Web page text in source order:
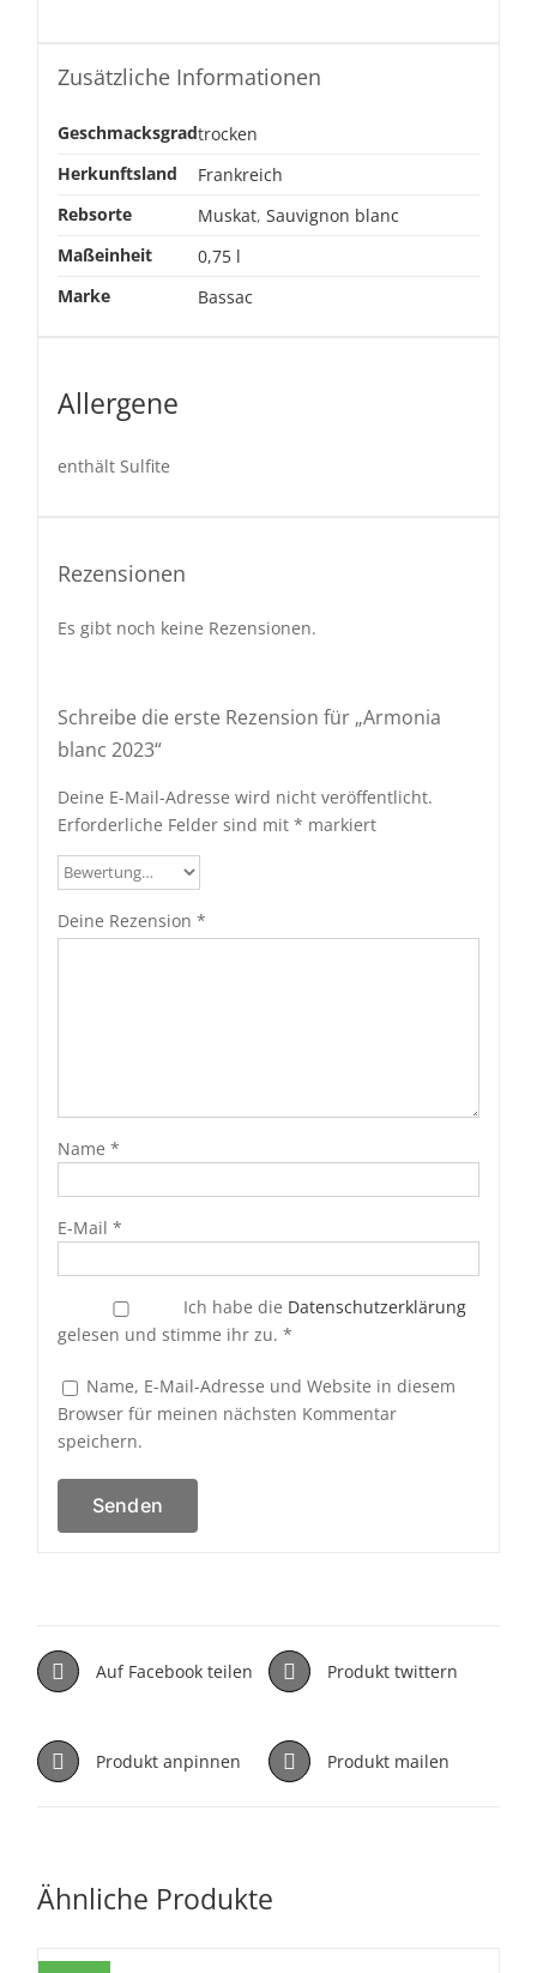
Zusätzliche Informationen
Geschmacksgradtrocken
Herkunftsland
Frankreich
Rebsorte
Muskat, Sauvignon blanc
Maßeinheit
0,75 l
Marke
Bassac
Allergene
enthält Sulfite
Rezensionen
Es gibt noch keine Rezensionen.
Schreibe die erste Rezension für „Armonia
blanc 2023“
Deine E-Mail-Adresse wird nicht veröffentlicht.
Erforderliche Felder sind mit * markiert
Deine Rezension *
Name *
E-Mail *
Ich habe die Datenschutzerklärung
gelesen und stimme ihr zu. *
Name, E-Mail-Adresse und Website in diesem
Browser für meinen nächsten Kommentar
speichern.
Auf Facebook teilen Produkt twittern
Produkt anpinnen Produkt mailen
Ähnliche Produkte